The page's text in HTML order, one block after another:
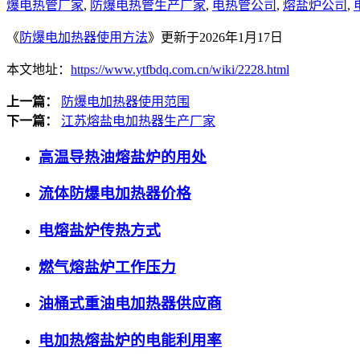
爆电热管厂家, 防爆电热管生产厂家, 电热管公司 , 熔盐炉公司 ,
《 防爆电加热器使用方法》更新于2026年1月17日
本文地址： https://www.ytfbdq.com.cn/wiki/2228.html
上一篇：
防爆电加热器使用范围
下一篇：
江苏熔盐电加热器生产厂家
高温导热油熔盐炉的用处
流体防爆电加热器价格
电熔盐炉传热方式
燃气熔盐炉工作压力
油桶式重油电加热器供应商
电加热熔盐炉的电能利用率